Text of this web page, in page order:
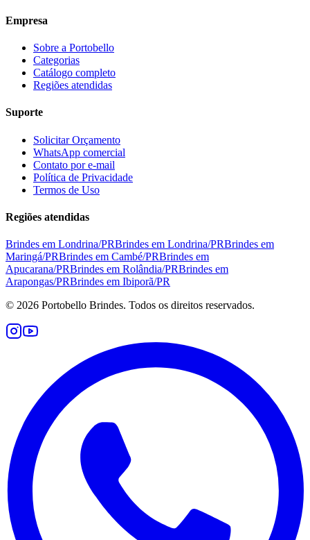
Empresa
Sobre a Portobello
Categorias
Catálogo completo
Regiões atendidas
Suporte
Solicitar Orçamento
WhatsApp comercial
Contato por e-mail
Política de Privacidade
Termos de Uso
Regiões atendidas
Brindes em Londrina/PRBrindes em Londrina/PRBrindes em
Maringá/PRBrindes em Cambé/PRBrindes em
Apucarana/PRBrindes em Rolândia/PRBrindes em
Arapongas/PRBrindes em Ibiporã/PR
© 2026 Portobello Brindes. Todos os direitos reservados.